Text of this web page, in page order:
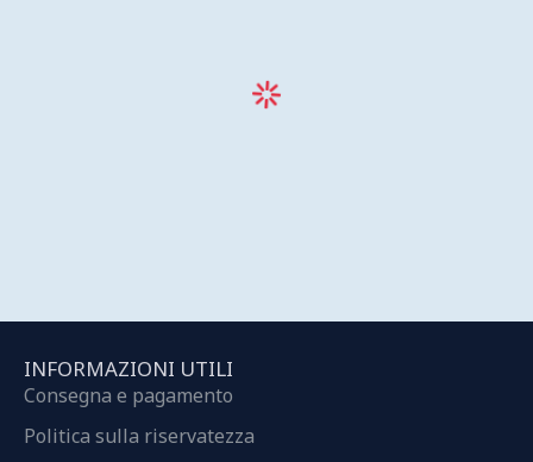
INFORMAZIONI UTILI
Consegna e pagamento
Politica sulla riservatezza